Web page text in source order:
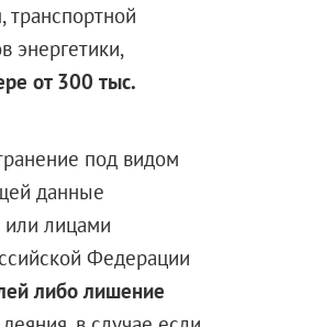
энергетики,
от 300 тыс.
под видом
данные
или лицами
Федерации
либо лишение